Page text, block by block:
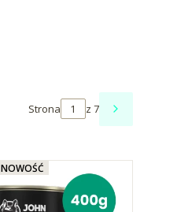
Strona z 7
NOWOŚĆ